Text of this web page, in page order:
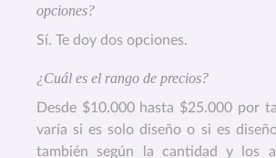
opciones?
Sí. Te doy dos opciones.
¿Cuál es el rango de precios?
Desde $10.000 hasta $25.000 por
varía si es solo diseño o si es
también según la cantidad y los